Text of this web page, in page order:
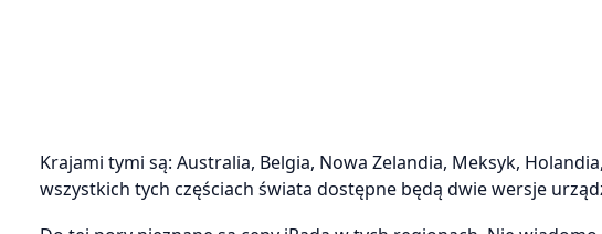
Krajami tymi są: Australia, Belgia, Nowa Zelandia, Meksyk,
wszystkich tych częściach świata dostępne będą dwie wersje